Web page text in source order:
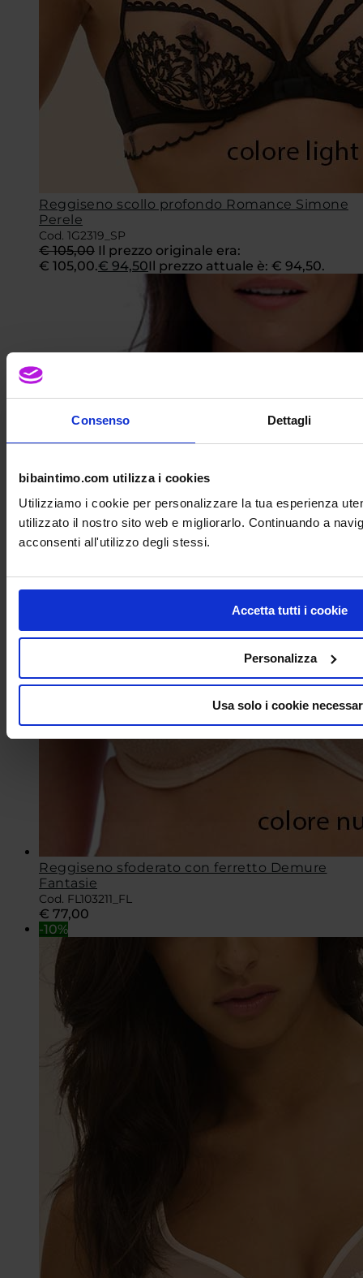
Consenso Dettagli
bibaintimo.com utilizza i cookies
Utilizziamo i cookie per personalizzare la tua esperienza
utilizzato il nostro sito web e migliorarlo. Continuando a
acconsenti all'utilizzo degli stessi.
Accetta tutti i cookie
Personalizza
Usa solo i cookie
Reggiseno scollo profondo Romance Simone
Perele
Cod. 1G2319_SP
€105,00 Il prezzo originale era:
€ 105,00.€ 94,50Il prezzo attuale è: € 94,50.
Reggiseno sfoderato con ferretto Demure
Fantasie
Cod. FL103211_FL
€ 77,00
-10%